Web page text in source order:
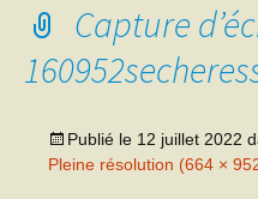
Capture
Publié le 12 juillet 2022
Pleine résolution (664 ×